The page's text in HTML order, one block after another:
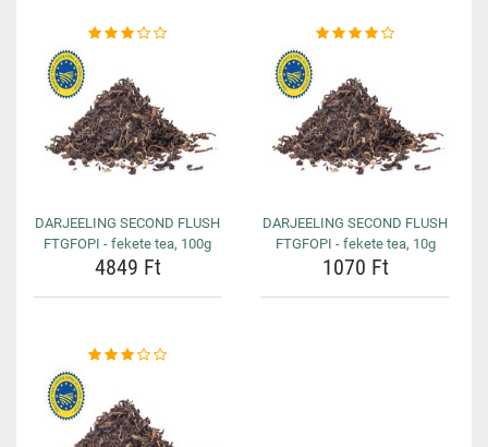
DARJEELING SECOND FLUSH
FTGFOPI - fekete tea, 100g
4849 Ft
DARJEELING SECOND FLUSH
FTGFOPI - fekete tea, 10g
1070 Ft